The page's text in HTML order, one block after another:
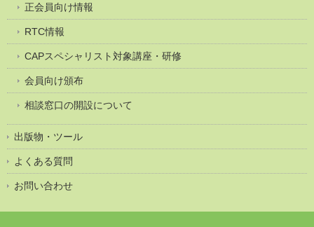
正会員向け情報
RTC情報
CAPスペシャリスト対象講座・研修
会員向け頒布
相談窓口の開設について
出版物・ツール
よくある質問
お問い合わせ